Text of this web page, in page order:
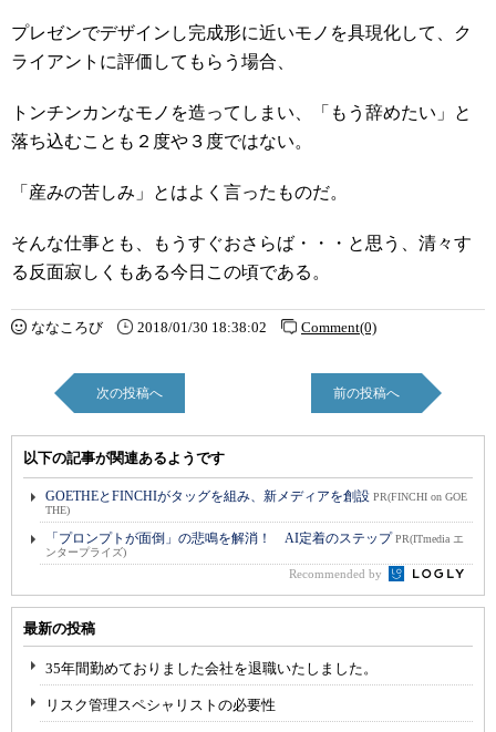
プレゼンでデザインし完成形に近いモノを具現化して、ク
ライアントに評価してもらう場合、
トンチンカンなモノを造ってしまい、「もう辞めたい」と
落ち込むことも２度や３度ではない。
「産みの苦しみ」とはよく言ったものだ。
そんな仕事とも、もうすぐおさらば・・・と思う、清々す
る反面寂しくもある今日この頃である。
ななころび 2018/01/30 18:38:02 Comment(0)
次の投稿へ 前の投稿へ
以下の記事が関連あるようです
GOETHEとFINCHIがタッグを組み、新メディアを創設 PR(FINCHI on GOE
THE)
「プロンプトが面倒」の悲鳴を解消！ AI定着のステップPR(ITmedia エ
ンタープライズ)
Recommended by
最新の投稿
35年間勤めておりました会社を退職いたしました。
リスク管理スペシャリストの必要性